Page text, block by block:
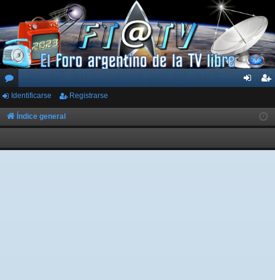
or
os
ar
ist
rs
Identificarse Registrarse
Índice general